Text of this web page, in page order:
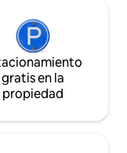
gratis en la
propiedad